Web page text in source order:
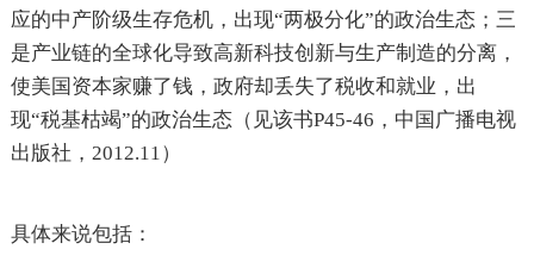
应的中产阶级生存危机，出现“两极分化”的政治生态；三
是产业链的全球化导致高新科技创新与生产制造的分离，
使美国资本家赚了钱，政府却丢失了税收和就业，出
现“税基枯竭”的政治生态（见该书P45-46，中国广播电视
出版社，2012.11）
具体来说包括：